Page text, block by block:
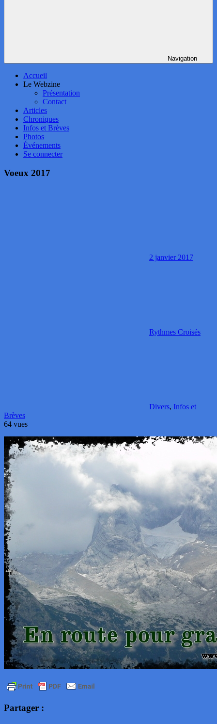
Navigation
Accueil
Le Webzine
Présentation
Contact
Articles
Chroniques
Infos et Brèves
Photos
Événements
Se connecter
Voeux 2017
2 janvier 2017
Rythmes Croisés
Divers, Infos et
Brèves
64 vues
Partager :